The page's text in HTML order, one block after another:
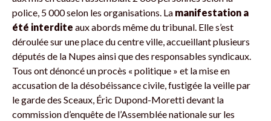
police, 5 000 selon les organisations. La manifestation a
été interdite aux abords même du tribunal. Elle s’est
déroulée sur une place du centre ville, accueillant plusieurs
députés de la Nupes ainsi que des responsables syndicaux.
Tous ont dénoncé un procès « politique » et la mise en
accusation de la désobéissance civile, fustigée la veille par
le garde des Sceaux, Éric Dupond-Moretti devant la
commission d’enquête de l’Assemblée nationale sur les